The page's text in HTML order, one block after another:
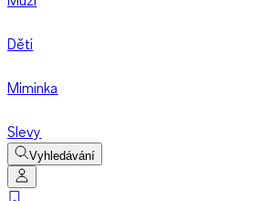
Děti
Miminka
Slevy
Vyhledávání